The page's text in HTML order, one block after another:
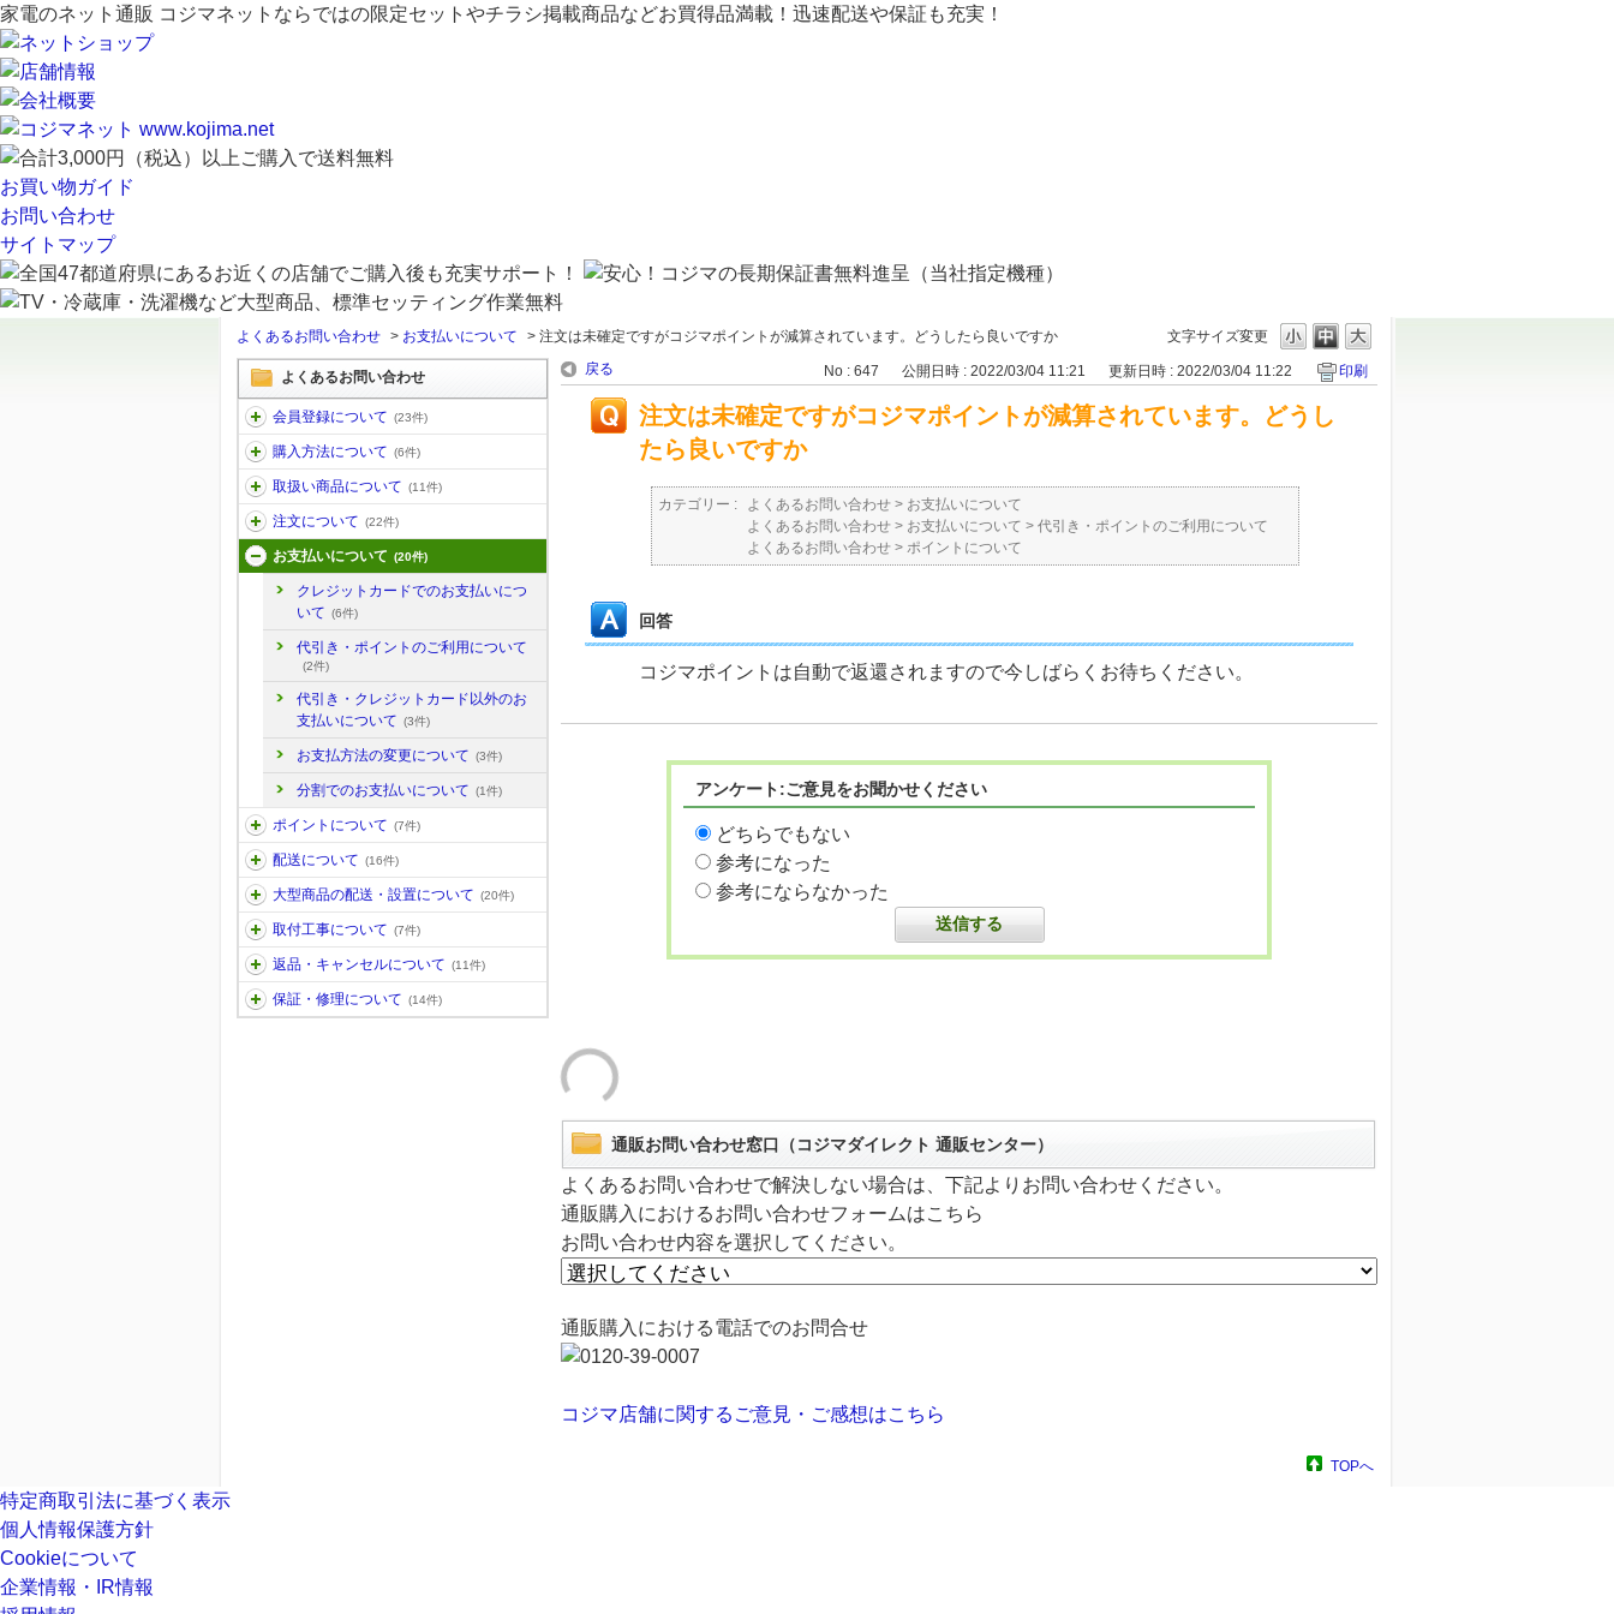
家電のネット通販 コジマネットならではの限定セットやチラシ掲載商品などお買得品満載！迅速配送や保証も充実！
お買い物ガイド
お問い合わせ
サイトマップ
文字サイズ変更
よくあるお問い合わせ > お支払いについて > 注文は未確定ですがコジマポイントが減算されています。どうしたら良いですか
よくあるお問い合わせ
会員登録について (23件)
購入方法について (6件)
取扱い商品について (11件)
注文について (22件)
お支払いについて (20件)
クレジットカードでのお支払いにつ
いて (6件)
代引き・ポイントのご利用について
(2件)
代引き・クレジットカード以外のお
支払いについて (3件)
お支払方法の変更について (3件)
分割でのお支払いについて (1件)
ポイントについて (7件)
配送について (16件)
大型商品の配送・設置について (20件)
取付工事について (7件)
返品・キャンセルについて (11件)
保証・修理について (14件)
戻る No : 647 公開日時 : 2022/03/04 11:21 更新日時 : 2022/03/04 11:22 印刷
注文は未確定ですがコジマポイントが減算されています。どうし
たら良いですか
カテゴリー : よくあるお問い合わせ > お支払いについて
よくあるお問い合わせ > お支払いについて > 代引き・ポイントのご利用について
よくあるお問い合わせ > ポイントについて
回答
コジマポイントは自動で返還されますので今しばらくお待ちください。
アンケート:ご意見をお聞かせください
どちらでもない
参考になった
参考にならなかった
通販お問い合わせ窓口（コジマダイレクト 通販センター）
よくあるお問い合わせで解決しない場合は、下記よりお問い合わせください。
通販購入におけるお問い合わせフォームはこちら
お問い合わせ内容を選択してください。
通販購入における電話でのお問合せ
コジマ店舗に関するご意見・ご感想はこちら
TOPへ
特定商取引法に基づく表示
個人情報保護方針
Cookieについて
企業情報・IR情報